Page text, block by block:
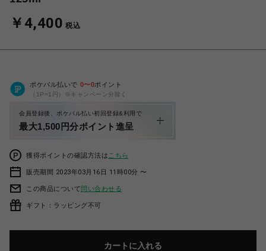
￥4,400 税込
ポケパル払いで 0〜0ポイント
（1P=1円）※キャンペーン分除く
会員登録後、ポケパル払い初回登録&利用で
最大1,500円分ポイント進呈
獲得ポイントの確認方法は こちら
販売期間 2023年03月16日 11時00分 〜
この商品について問い合わせる
ギフト：ラッピング不可
カートに入れる